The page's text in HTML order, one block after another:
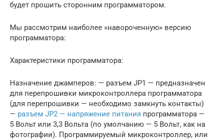
будет прошить сторонним программатором.
Мы рассмотрим наиболее «навороченную» версию
программатора:
Характеристики программатора:
Назначение джамперов: — разъем JP1 — предназначен
для перепрошивки микроконтроллера программатора
(для перепрошивки — необходимо замкнуть контакты)
— разъем JP2 — напряжение питания программатора —
5 Вольт или 3,3 Вольта (по умолчанию — 5 Вольт, как на
фотографии). Программируемый микроконтроллер, или